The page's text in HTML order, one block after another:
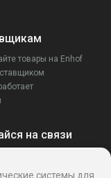
товары на Enhof
на связи
системы для